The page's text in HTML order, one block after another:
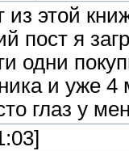
из этой
пост я
одни
и уже
глаз у